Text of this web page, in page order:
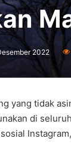
2022
yang tidak
di